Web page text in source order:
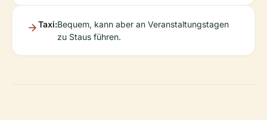
Taxi:Bequem, kann aber an Veranstaltungstagen
zu Staus führen.